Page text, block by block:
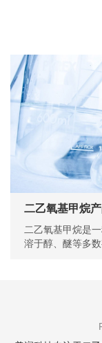
二乙氧基甲烷
二乙氧基甲烷是
溶于醇、醚等多